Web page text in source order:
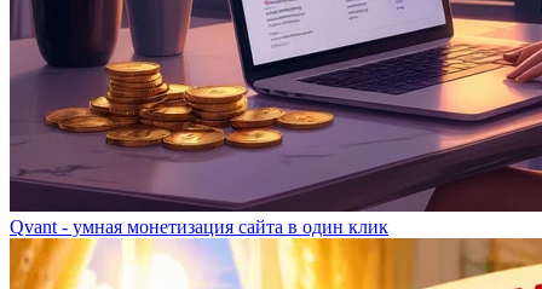
Qvant - умная монетизация сайта в один клик